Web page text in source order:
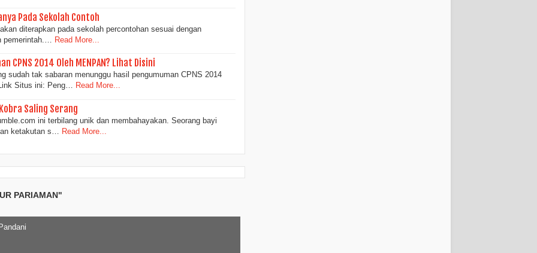
Pada Sekolah Contoh
diterapkan pada sekolah percontohan sesuai dengan
pemerintah.… Read More...
CPNS 2014 Oleh MENPAN? Lihat Disini
sudah tak sabaran menunggu hasil pengumuman CPNS 2014
Situs ini: Peng… Read More...
Saling Serang
ini terbilang unik dan membahayakan. Seorang bayi
ketakutan s…
Read More...
PARIAMAN"